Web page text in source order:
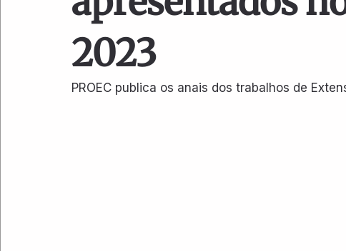
2023
PROEC publica os anais dos trabalhos de